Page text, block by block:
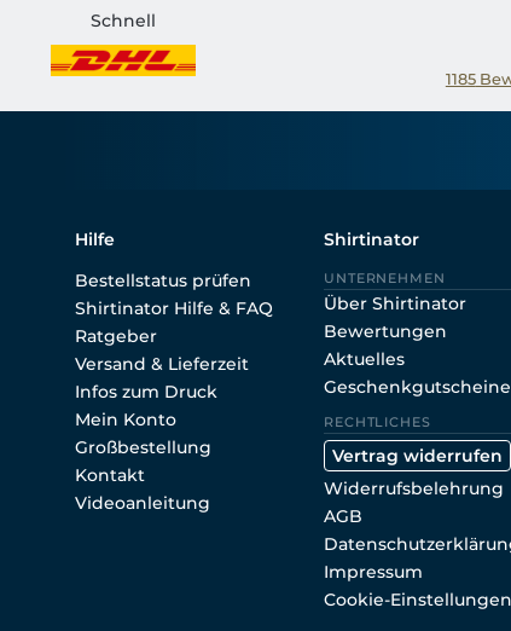
Schnell
1185
Hilfe
Bestellstatus prüfen
Shirtinator Hilfe & FAQ
Ratgeber
Versand & Lieferzeit
Infos zum Druck
Mein Konto
Großbestellung
Kontakt
Videoanleitung
Shirtinator
UNTERNEHMEN
Über Shirtinator
Bewertungen
Aktuelles
Geschenkgutscheine
RECHTLICHES
Vertrag widerrufen
Widerrufsbelehrung
AGB
Impressum
Cookie-Einstellungen